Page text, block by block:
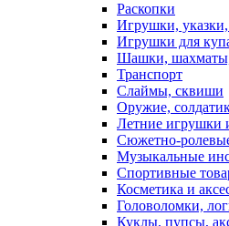
Раскопки
Игрушки,
Игрушки для
Шашки,
Транспорт
Слаймы, сквиши
Оружие,
Летние игрушки
Сюжетно-
Музыкальные
Спортивные
Косметика и
Головоломки,
Куклы, пупсы,